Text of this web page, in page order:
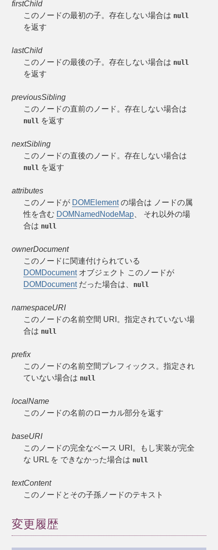
firstChild
このノードの最初の子。存在しない場合は null
を返す
lastChild
このノードの最後の子。存在しない場合は null
を返す
previousSibling
このノードの直前のノード。存在しない場合は
null を返す
nextSibling
このノードの直後のノード。存在しない場合は
null を返す
attributes
このノードが DOMElementの場合は ノードの属
性を含む DOMNamedNodeMap 、 それ以外の場
合は null
ownerDocument
このノードに関連付けられている
DOMDocumentオブジェクト このノードが
DOMDocumentだった場合は、 null
namespaceURI
このノードの名前空間 URI。指定されていない場
合は null
prefix
このノードの名前空間プレフィックス。指定され
ていない場合は null
localName
このノードの名前のローカル部分を返す
baseURI
このノードの完全なベース URI。もし実装が完全
な URL を できなかった場合は null
textContent
このノードとその子孫ノードのテキスト
変更履歴